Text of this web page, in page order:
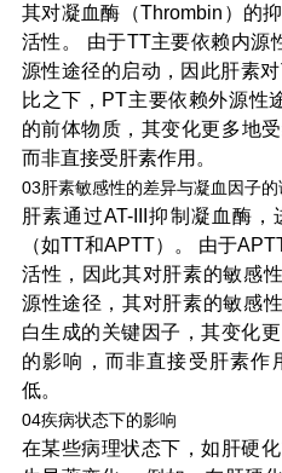
其对凝血酶（Thrombin）的
活性。 由于TT主要依赖内源
源性途径的启动，因此肝素
比之下，PT主要依赖外源性
的前体物质 ，其变化更多地
而非直接受肝素作用。
03肝素敏感性的差异与凝血因子的
肝素通过AT-III抑制凝血酶
（如TT和APTT）。 由于
活性，因此其对肝素的敏感
源性途径，其对肝素的敏感
白生成的关键因子，其变化
的影响，而非直接受肝素作
低。
04疾病状态下的影响
在某些病理状态下，如肝硬